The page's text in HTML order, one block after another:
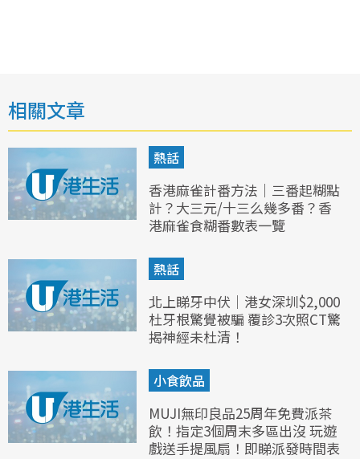
相關文章
熱話
香港麻雀計番方法｜三番起糊點
計？大三元/十三么幾多番？香
港麻雀食糊番數表一覽
熱話
北上睇牙中伏｜港女深圳$2,000
杜牙根驚覺被騙 覆診3次照CT驚
揭神經未杜清！
小食飲品
MUJI無印良品25周年免費派茶
飲！指定3個周末多區出沒 玩遊
戲送手提風扇！即睇派發時間表